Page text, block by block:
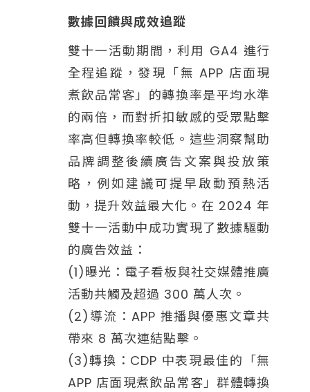
數據回饋與成效追蹤
雙十一活動期間，利用 GA4 進行
全程追蹤，發現「無 APP 店面現
煮飲品常客」的轉換率是平均水準
的兩倍，而對折扣敏感的受眾點擊
率高但轉換率較低。這些洞察幫助
品牌調整後續廣告文案與投放策
略，例如建議可提早啟動預熱活
動，提升效益最大化。在 2024 年
雙十一活動中成功實現了數據驅動
的廣告效益：
(1)曝光：電子看板與社交媒體推廣
活動共觸及超過 300 萬人次。
(2)導流：APP 推播與優惠文章共
帶來 8 萬次連結點擊。
(3)轉換：CDP 中表現最佳的「無
APP 店面現煮飲品常客」群體轉換